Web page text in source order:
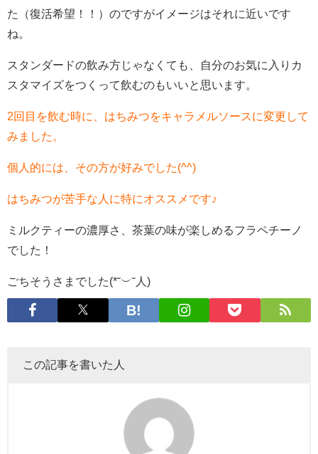
た（復活希望！！）のですがイメージはそれに近いです
ね。
スタンダードの飲み方じゃなくても、自分のお気に入りカ
スタマイズをつくって飲むのもいいと思います。
2回目を飲む時に、はちみつをキャラメルソースに変更して
みました。
個人的には、その方が好みでした(^^)
はちみつが苦手な人に特にオススメです♪
ミルクティーの濃厚さ、茶葉の味が楽しめるフラペチーノ
でした！
ごちそうさまでした(*˘︶˘人)
この記事を書いた人